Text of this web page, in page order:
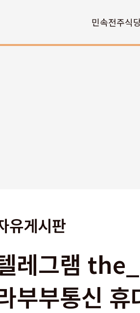
민속전주식
유게시판
레그램
부부통신